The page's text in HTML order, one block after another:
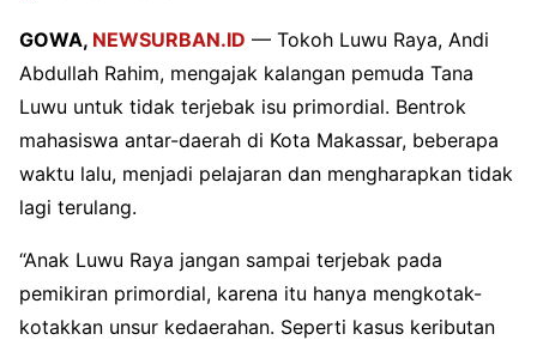
GOWA, NEWSURBAN.ID — Tokoh Luwu Raya, Andi
Abdullah Rahim, mengajak kalangan pemuda Tana
Luwu untuk tidak terjebak isu primordial. Bentrok
mahasiswa antar-daerah di Kota Makassar, beberapa
waktu lalu, menjadi pelajaran dan mengharapkan tidak
lagi terulang.
“Anak Luwu Raya jangan sampai terjebak pada
pemikiran primordial, karena itu hanya mengkotak-
kotakkan unsur kedaerahan. Seperti kasus keributan